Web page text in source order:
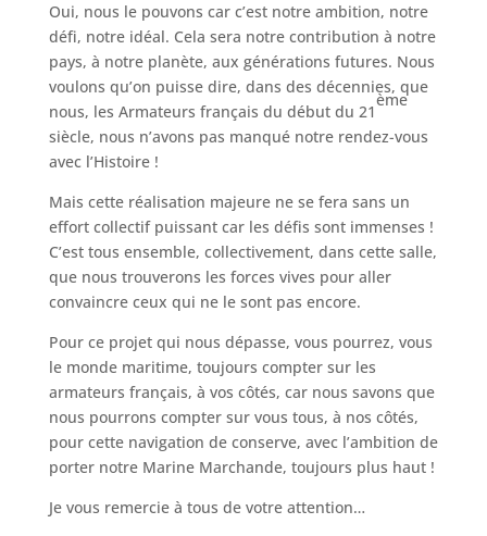
Oui, nous le pouvons car c’est notre ambition, notre
défi, notre idéal. Cela sera notre contribution à notre
pays, à notre planète, aux générations futures. Nous
voulons qu’on puisse dire, dans des décennies, que
nous, les Armateurs français du début du 21
ème
siècle, nous n’avons pas manqué notre rendez-vous
avec l’Histoire !
Mais cette réalisation majeure ne se fera sans un
effort collectif puissant car les défis sont immenses !
C’est tous ensemble, collectivement, dans cette salle,
que nous trouverons les forces vives pour aller
convaincre ceux qui ne le sont pas encore.
Pour ce projet qui nous dépasse, vous pourrez, vous
le monde maritime, toujours compter sur les
armateurs français, à vos côtés, car nous savons que
nous pourrons compter sur vous tous, à nos côtés,
pour cette navigation de conserve, avec l’ambition de
porter notre Marine Marchande, toujours plus haut !
Je vous remercie à tous de votre attention…